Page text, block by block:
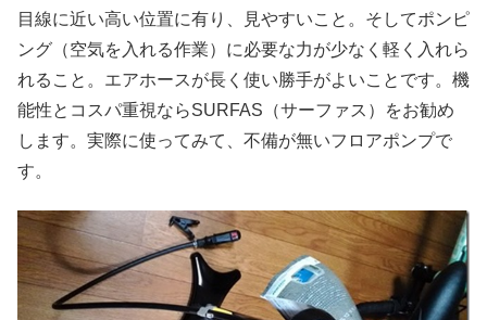
目線に近い高い位置に有り、見やすいこと。そしてポンピ
ング（空気を入れる作業）に必要な力が少なく軽く入れら
れること。エアホースが長く使い勝手がよいことです。機
能性とコスパ重視ならSURFAS（サーファス）をお勧め
します。実際に使ってみて、不備が無いフロアポンプで
す。